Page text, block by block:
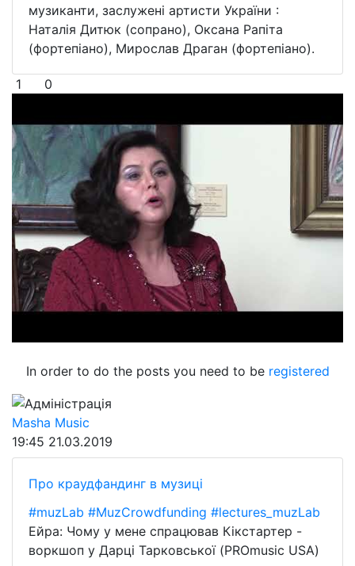
музиканти, заслужені артисти України :
Наталія Дитюк (сопрано), Оксана Рапіта
(фортепіано), Мирослав Драган (фортепіано).
1 0
In order to do the posts you need to be registered
Адміністрація
Masha Music
19:45 21.03.2019
Про краудфандинг в музиці
#muzLab #MuzCrowdfunding #lectures_muzLab
Ейра: Чому у мене спрацював Кікстартер -
воркшоп у Дарці Тарковської (PROmusic USA)